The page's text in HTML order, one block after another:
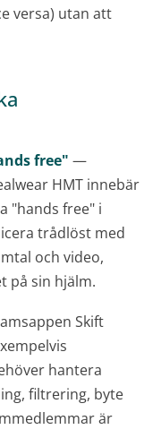
versa) utan att
free" —
HMT innebär
"hands free" i
trådlöst med
och video,
på sin hjälm.
Skift
hantera
filtrering, byte
är